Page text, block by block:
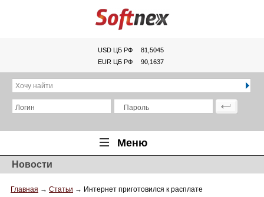
USD ЦБ РФ
81,5045
EUR ЦБ РФ
90,1637
Хочу найти
Логин Пароль
Меню
Главная
Обзоры
Новости
Главная → Статьи → Интернет приготовился к расплате